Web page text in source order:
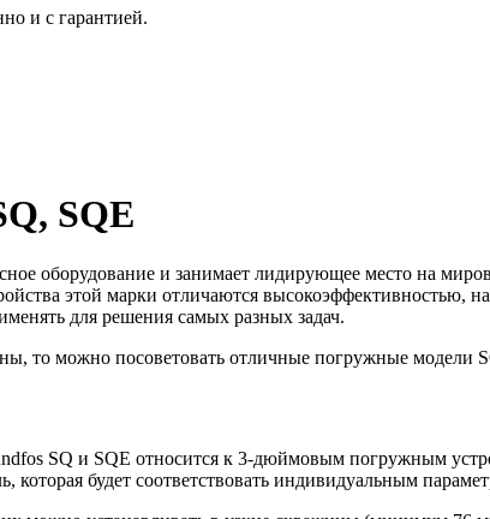
и с гарантией.
SQE
оборудование и занимает лидирующее место на
этой марки отличаются высокоэффективностью,
для решения самых разных задач.
то можно посоветовать отличные погружные модели
SQ и SQE относится к 3-дюймовым погружным
которая будет соответствовать индивидуальным